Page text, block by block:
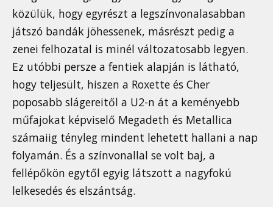
közülük, hogy egyrészt a legszínvonalasabban
játszó bandák jöhessenek, másrészt pedig a
zenei felhozatal is minél változatosabb legyen.
Ez utóbbi persze a fentiek alapján is látható,
hogy teljesült, hiszen a Roxette és Cher
poposabb slágereitől a U2-n át a keményebb
műfajokat képviselő Megadeth és Metallica
számaiig tényleg mindent lehetett hallani a nap
folyamán. És a színvonallal se volt baj, a
fellépőkön egytől egyig látszott a nagyfokú
lelkesedés és elszántság.